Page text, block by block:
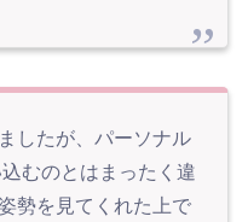
したが、パーソナル
むのとはまったく違
勢を見てくれた上で